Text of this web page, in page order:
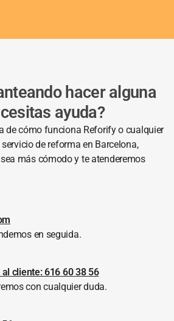
hacer alguna
ayuda?
de cómo funciona Reforify o cualquier
de reforma en Barcelona,
más cómodo y te atenderemos
en seguida.
cliente: 616 60 38 56
con cualquier duda.